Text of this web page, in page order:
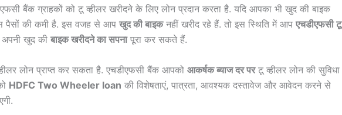
बैंक ग्राहकों को टू व्हीलर खरीदने के लिए लोन प्रदान करता है. यदि आपका भी खुद की बाइक
पैसों की कमी है. इस वजह से आप खुद की बाइकनहीं खरीद रहे हैं. तो इस स्थिति में आप एचडीएफसी टू
खुद की बाइक खरीदने का सपनापूरा कर सकते हैं.
लोन प्राप्त कर सकता है. एचडीएफसी बैंक आपको आकर्षक ब्याज दर परटू व्हीलर लोन की सुविधा
HDFC Two Wheeler loan की विशेषताएं, पात्रता, आवश्यक दस्तावेज और आवेदन करने से